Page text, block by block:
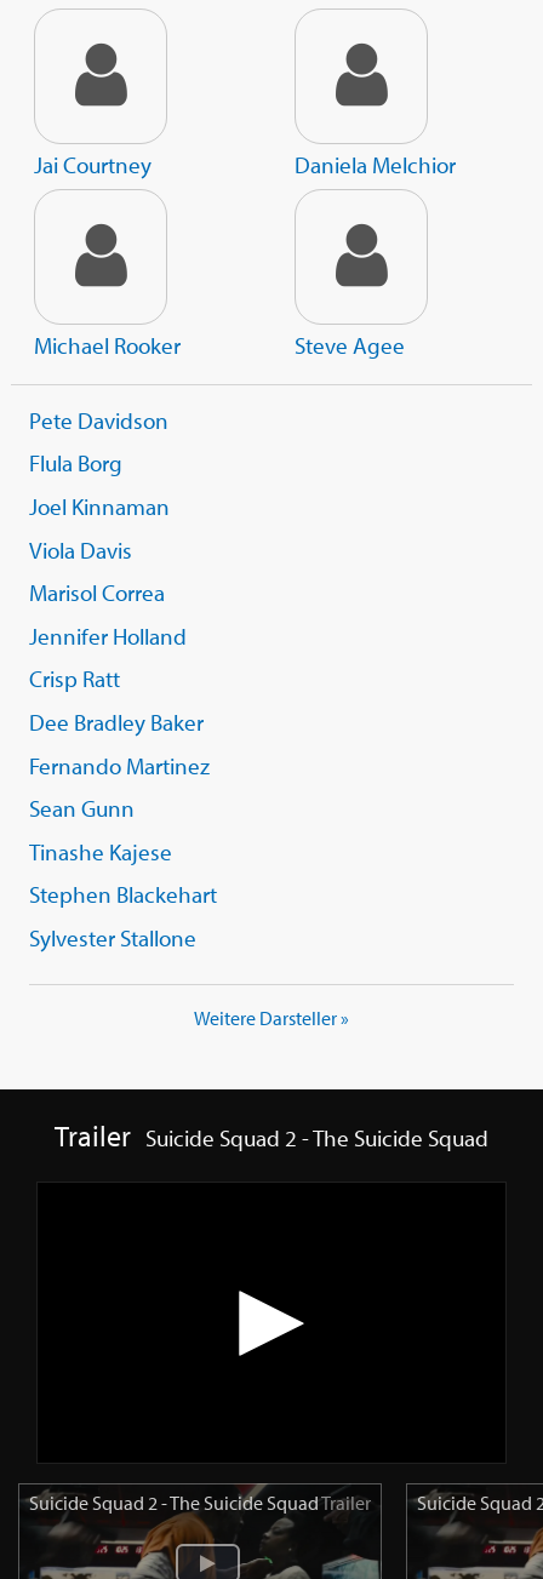
Jai Courtney Daniela Melchior
Michael Rooker Steve Agee
Pete Davidson
Flula Borg
Joel Kinnaman
Viola Davis
Marisol Correa
Jennifer Holland
Crisp Ratt
Dee Bradley Baker
Fernando Martinez
Sean Gunn
Tinashe Kajese
Stephen Blackehart
Sylvester Stallone
Weitere Darsteller »
Trailer Suicide Squad 2 - The Suicide Squad
Suicide Squad 2 - The Suicide SquadTrailer Suicide Squad